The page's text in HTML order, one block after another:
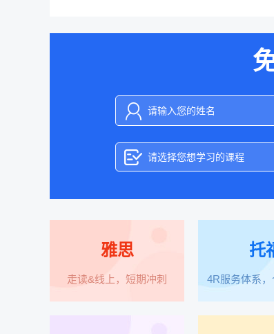
请选择您想学习的课程
雅思
走读&线上，短期冲刺
托
4R服务体系